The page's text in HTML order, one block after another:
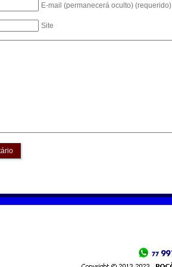
E-mail (permanecerá oculto) (requerido)
Site